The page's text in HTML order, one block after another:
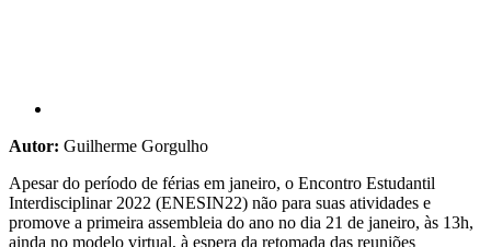
Autor: Guilherme Gorgulho
Apesar do período de férias em janeiro, o Encontro Estudantil
Interdisciplinar 2022 (ENESIN22) não para suas atividades e
promove a primeira assembleia do ano no dia 21 de janeiro, às 13h,
ainda no modelo virtual, à espera da retomada das reuniões